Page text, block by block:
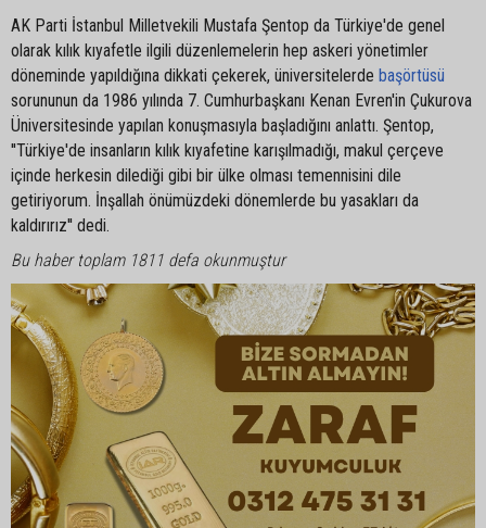
AK Parti İstanbul Milletvekili Mustafa Şentop da Türkiye'de genel
olarak kılık kıyafetle ilgili düzenlemelerin hep askeri yönetimler
döneminde yapıldığına dikkati çekerek, üniversitelerde başörtüsü
sorununun da 1986 yılında 7. Cumhurbaşkanı Kenan Evren'in Çukurova
Üniversitesinde yapılan konuşmasıyla başladığını anlattı. Şentop,
''Türkiye'de insanların kılık kıyafetine karışılmadığı, makul çerçeve
içinde herkesin dilediği gibi bir ülke olması temennisini dile
getiriyorum. İnşallah önümüzdeki dönemlerde bu yasakları da
kaldırırız'' dedi.
Bu haber toplam 1811 defa okunmuştur